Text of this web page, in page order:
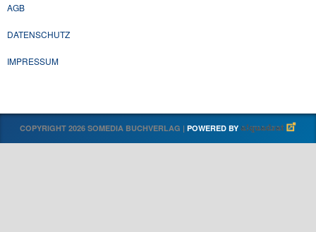
AGB
DATENSCHUTZ
IMPRESSUM
COPYRIGHT 2026 SOMEDIA BUCHVERLAG | POWERED BY